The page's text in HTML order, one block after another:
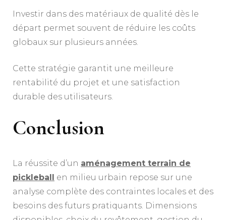
Investir dans des matériaux de qualité dès le
départ permet souvent de réduire les coûts
globaux sur plusieurs années.
Cette stratégie garantit une meilleure
rentabilité du projet et une satisfaction
durable des utilisateurs.
Conclusion
La réussite d’un aménagement terrain de
pickleball en milieu urbain repose sur une
analyse complète des contraintes locales et des
besoins des futurs pratiquants. Dimensions